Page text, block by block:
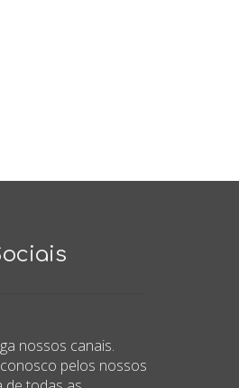
nossos canais.
pelos nossos